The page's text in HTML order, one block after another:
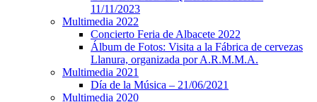
11/11/2023
Multimedia 2022
Concierto Feria de Albacete 2022
Álbum de Fotos: Visita a la Fábrica de cervezas
Llanura, organizada por A.R.M.M.A.
Multimedia 2021
Día de la Música – 21/06/2021
Multimedia 2020